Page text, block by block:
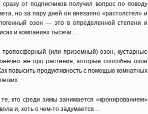
от подписчиков получил вопрос по поводу
но за пару дней он внезапно «растолстел» и
озон — это в определенной степени и
и компаниях тысячи…
тропосферный (или приземный) озон, кустарные
же про растения, которые способны озон
повысить продуктивность с помощью комнатных
кто среди зимы занимается «кронированием»
и, хоть о чем-то задумается…